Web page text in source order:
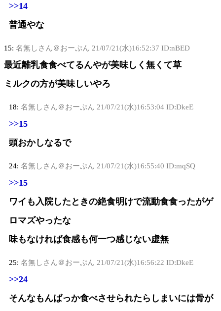
>>14
普通やな
15: 名無しさん＠おーぷん 21/07/21(水)16:52:37 ID:nBED
最近離乳食食べてるんやが美味しく無くて草
ミルクの方が美味しいやろ
18: 名無しさん＠おーぷん 21/07/21(水)16:53:04 ID:DkeE
>>15
頭おかしなるで
24: 名無しさん＠おーぷん 21/07/21(水)16:55:40 ID:mqSQ
>>15
ワイも入院したときの絶食明けで流動食食ったがゲ
ロマズやったな
味もなければ食感も何一つ感じない虚無
25: 名無しさん＠おーぷん 21/07/21(水)16:56:22 ID:DkeE
>>24
そんなもんばっか食べさせられたらしまいには骨が